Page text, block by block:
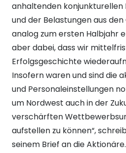
anhaltenden
und der Belastungen aus
analog zum ersten Halbjahr
aber dabei, dass wir
Erfolgsgeschichte
Insofern waren und sind die
und Personaleinstellungen
um Nordwest auch in der
verschärften
aufstellen zu können“,
seinem Brief an die Aktionäre.